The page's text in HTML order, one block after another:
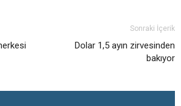
Sonraki İçerik
Dolar 1,5 ayın zirvesinden
bakıyor